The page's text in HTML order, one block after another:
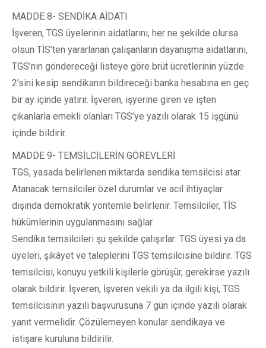
MADDE 8- SENDİKA AİDATI
İşveren, TGS üyelerinin aidatlarını, her ne şekilde olursa
olsun TİS’ten yararlanan çalışanların dayanışma aidatlarını,
TGS’nin göndereceği listeye göre brüt ücretlerinin yüzde
2’sini kesip sendikanın bildireceği banka hesabına en geç
bir ay içinde yatırır. İşveren, işyerine giren ve işten
çıkanlarla emekli olanları TGS’ye yazılı olarak 15 işgünü
içinde bildirir.
MADDE 9- TEMSİLCİLERİN GÖREVLERİ
TGS, yasada belirlenen miktarda sendika temsilcisi atar.
Atanacak temsilciler özel durumlar ve acil ihtiyaçlar
dışında demokratik yöntemle belirlenir. Temsilciler, TİS
hükümlerinin uygulanmasını sağlar.
Sendika temsilcileri şu şekilde çalışırlar: TGS üyesi ya da
üyeleri, şikâyet ve taleplerini TGS temsilcisine bildirir. TGS
temsilcisi, konuyu yetkili kişilerle görüşür, gerekirse yazılı
olarak bildirir. İşveren, İşveren vekili ya da ilgili kişi, TGS
temsilcisinin yazılı başvurusuna 7 gün içinde yazılı olarak
yanıt vermelidir. Çözülemeyen konular sendikaya ve
istişare kuruluna bildirilir.